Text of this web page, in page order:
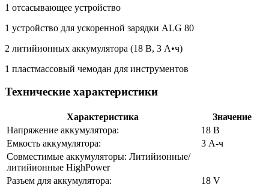
1 отсасывающее устройство
1 устройство для ускоренной зарядки ALG 80
2 литийионных аккумулятора (18 В, 3 А•ч)
1 пластмассовый чемодан для инструментов
Технические характеристики
Характеристика
Значение
Напряжение аккумулятора:
18 В
Емкость аккумулятора:
3 А-ч
Совместимые аккумуляторы: Литийионные/
литийионные HighPower
Разъем для аккумулятора:
18 V